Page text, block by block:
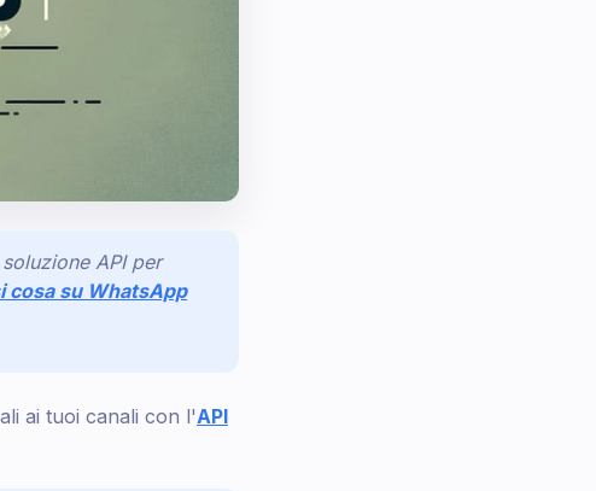
API per
cosa su WhatsApp
ai tuoi canali con l'API